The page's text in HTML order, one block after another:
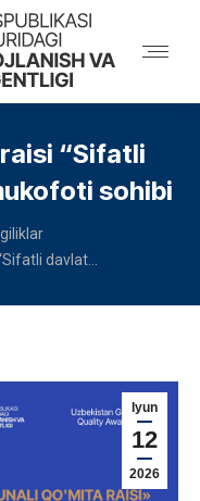
“Sifatli
sohibi
davlat…
Iyun
12
2026